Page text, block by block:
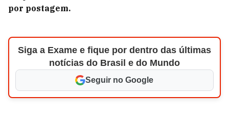
por postagem.
Siga a Exame e fique por dentro das últimas
notícias do Brasil e do Mundo
Seguir no Google